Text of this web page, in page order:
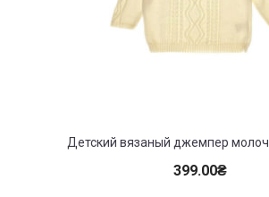
Детский вязаный джемпер
399.00₴